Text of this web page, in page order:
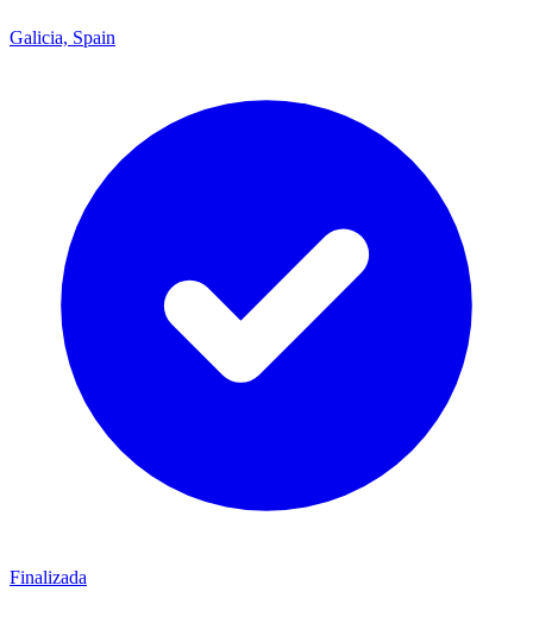
Galicia, Spain
Finalizada